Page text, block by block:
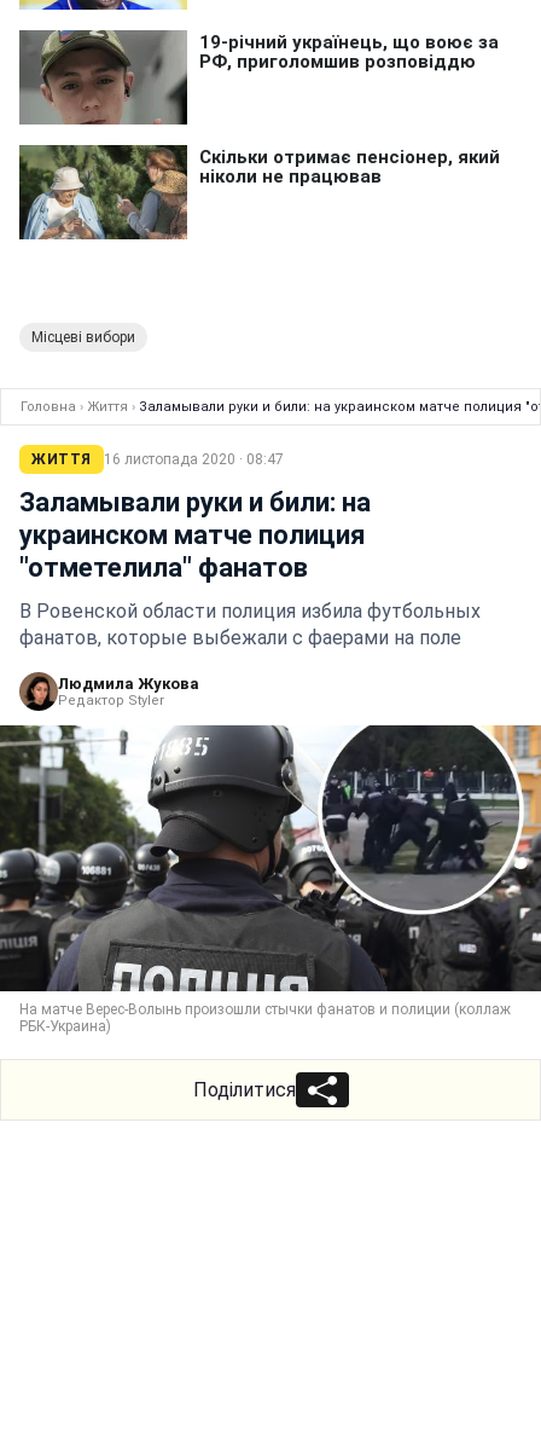
Місцеві вибори
Головна › Життя › Заламывали руки и били: на украинском матче полиция
ЖИТТЯ 16 листопада 2020 · 08:47
Заламывали руки и били: на
украинском матче полиция
"отметелила" фанатов
В Ровенской области полиция избила футбольных
фанатов, которые выбежали с фаерами на поле
Людмила Жукова
Редактор Styler
На матче Верес-Волынь произошли стычки фанатов и полиции (коллаж
РБК-Украина)
Поділитися